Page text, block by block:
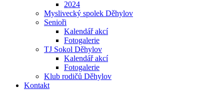
2024
Myslivecký spolek Děhylov
Senioři
Kalendář akcí
Fotogalerie
TJ Sokol Děhylov
Kalendář akcí
Fotogalerie
Klub rodičů Děhylov
Kontakt